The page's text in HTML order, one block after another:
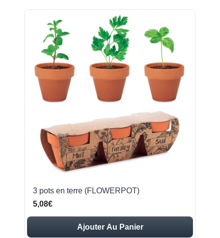
3 pots en terre (FLOWERPOT)
5,08€
Ajouter Au Panier